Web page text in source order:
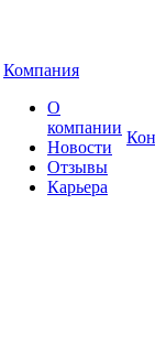
Компания
О
компании
Новости
Отзывы
Карьера